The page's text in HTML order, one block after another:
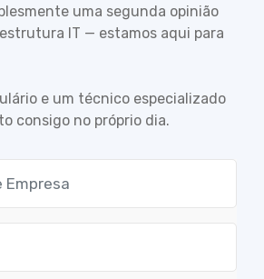
uma segunda opinião
IT — estamos aqui para
e um técnico especializado
consigo no próprio dia.